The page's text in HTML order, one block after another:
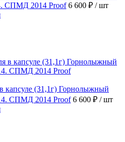
СПМД 2014 Proof 6 600 ₽ / шт
капсуле (31,1г) Горнолыжный
СПМД 2014 Proof 6 600 ₽ / шт